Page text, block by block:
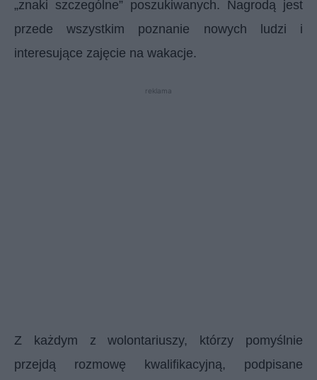
„znaki szczególne” poszukiwanych. Nagrodą jest
przede wszystkim poznanie nowych ludzi i
interesujące zajęcie na wakacje.
reklama
Z każdym z wolontariuszy, którzy pomyślnie
przejdą rozmowę kwalifikacyjną, podpisane